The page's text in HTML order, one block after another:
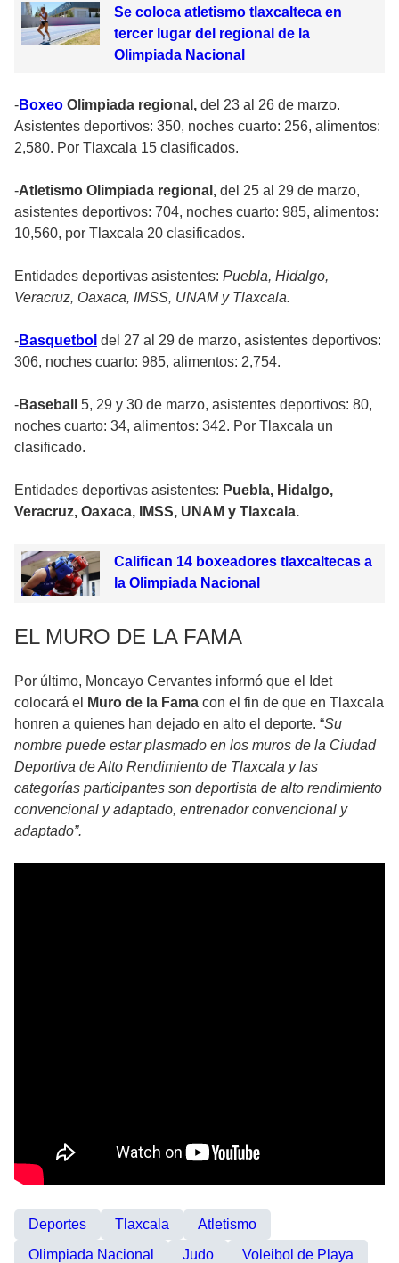
Se coloca atletismo tlaxcalteca en
tercer lugar del regional de la
Olimpiada Nacional
-Boxeo Olimpiada regional, del 23 al 26 de marzo.
Asistentes deportivos: 350, noches cuarto: 256, alimentos:
2,580. Por Tlaxcala 15 clasificados.
-Atletismo Olimpiada regional, del 25 al 29 de marzo,
asistentes deportivos: 704, noches cuarto: 985, alimentos:
10,560, por Tlaxcala 20 clasificados.
Entidades deportivas asistentes: Puebla, Hidalgo,
Veracruz, Oaxaca, IMSS, UNAM y Tlaxcala.
-Basquetbol del 27 al 29 de marzo, asistentes deportivos:
306, noches cuarto: 985, alimentos: 2,754.
-Baseball
5, 29 y 30 de marzo, asistentes deportivos: 80,
noches cuarto: 34, alimentos: 342. Por Tlaxcala un
clasificado.
Entidades deportivas asistentes: Puebla, Hidalgo,
Veracruz, Oaxaca, IMSS, UNAM y Tlaxcala.
Califican 14 boxeadores tlaxcaltecas a
la Olimpiada Nacional
EL MURO DE LA FAMA
Por último, Moncayo Cervantes informó que el Idet
colocará el
Muro de la Fama con el fin de que en Tlaxcala
honren a quienes han dejado en alto el deporte. “Su
nombre puede estar plasmado en los muros de la Ciudad
Deportiva de Alto Rendimiento de Tlaxcala y las
categorías participantes son deportista de alto rendimiento
convencional y adaptado, entrenador convencional y
adaptado”.
Deportes Tlaxcala
Atletismo
Olimpiada Nacional
Judo Voleibol de Playa